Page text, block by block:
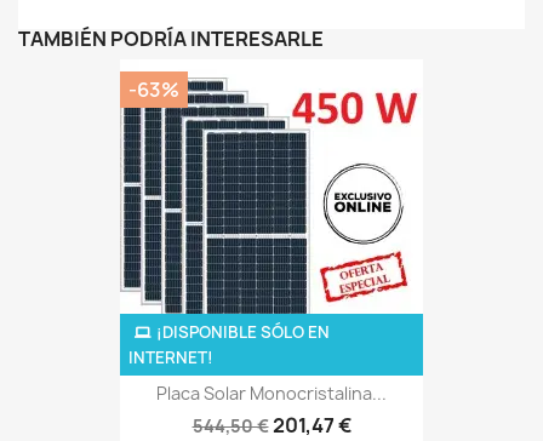
TAMBIÉN PODRÍA INTERESARLE
Placa Solar Monocristalina...
544,50 €201,47 €
¡DISPONIBLE SÓLO EN
INTERNET!
-63%